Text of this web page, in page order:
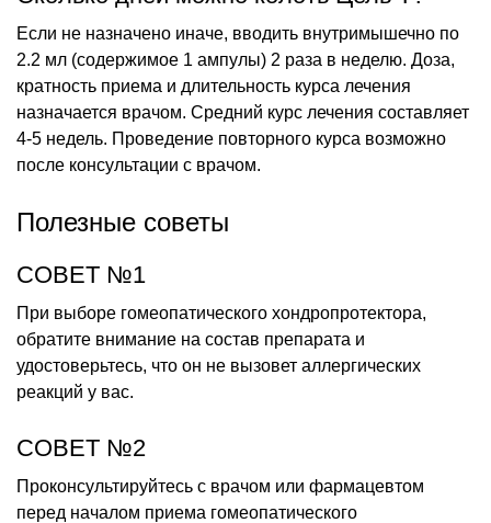
Если не назначено иначе, вводить внутримышечно по
2.2 мл (содержимое 1 ампулы) 2 раза в неделю. Доза,
кратность приема и длительность курса лечения
назначается врачом. Средний курс лечения составляет
4-5 недель. Проведение повторного курса возможно
после консультации с врачом.
Полезные советы
СОВЕТ №1
При выборе гомеопатического хондропротектора,
обратите внимание на состав препарата и
удостоверьтесь, что он не вызовет аллергических
реакций у вас.
СОВЕТ №2
Проконсультируйтесь с врачом или фармацевтом
перед началом приема гомеопатического